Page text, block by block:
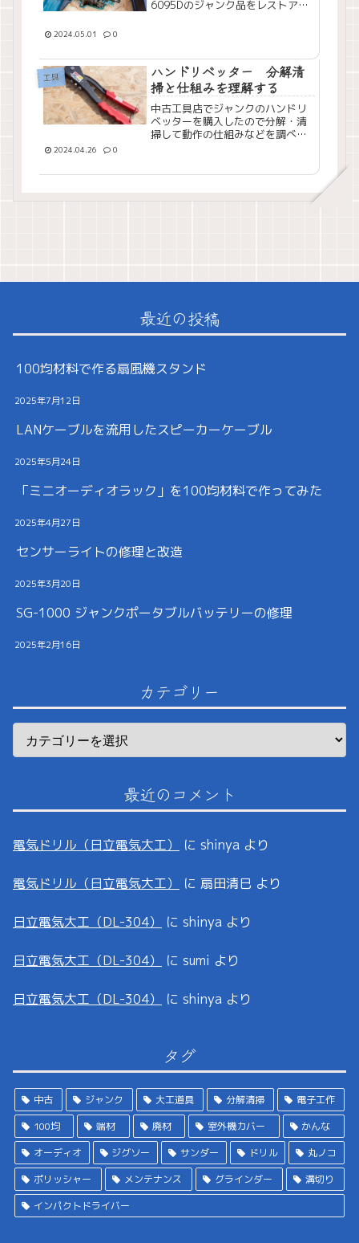
6095Dのジャンク品をレストアし
2024.05.01 0
工具
ハンドリベッター 分解清
掃と仕組みを理解する
中古工具店でジャンクのハンドリ
ベッターを購入したので分解・清
掃して動作の仕組みなどを調べて
2024.04.26 0
最近の投稿
100均材料で作る扇風機スタンド
2025年7月12日
LANケーブルを流用したスピーカーケーブル
2025年5月24日
「ミニオーディオラック」を100均材料で作ってみた
2025年4月27日
センサーライトの修理と改造
2025年3月20日
SG-1000 ジャンクポータブルバッテリーの修理
2025年2月16日
カテゴリー
最近のコメント
電気ドリル（日立電気大工） に shinya より
電気ドリル（日立電気大工） に 扇田清巳 より
日立電気大工（DL-304） に shinya より
日立電気大工（DL-304） に sumi より
日立電気大工（DL-304） に shinya より
タグ
中古 ジャンク 大工道具 分解清掃
電子工作
100均
端材 廃材 室外機カバー
かんな
オーディオ
ジグソー サンダー ドリル
丸ノコ
ポリッシャー
メンテナンス グラインダー
溝切り
インパクトドライバー